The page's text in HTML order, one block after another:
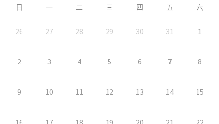
日 一 二 三 四 五 六
26 27 28 29 30 31 1
2 3 4 5 6 7 8
9 10 11 12 13 14 15
16 17 18 19 20 21 22